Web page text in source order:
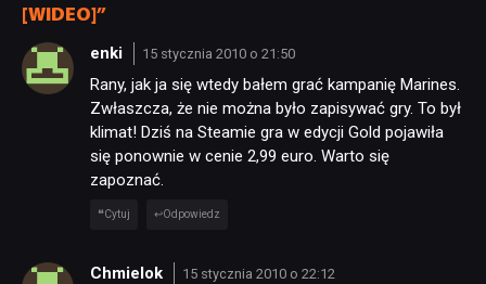
[WIDEO]”
enki 15 stycznia 2010 o 21:50
Rany, jak ja się wtedy bałem grać kampanię Marines.
Zwłaszcza, że nie można było zapisywać gry. To był
klimat! Dziś na Steamie gra w edycji Gold pojawiła
się ponownie w cenie 2,99 euro. Warto się
zapoznać.
Cytuj Odpowiedz
Chmielok 15 stycznia 2010 o 22:12